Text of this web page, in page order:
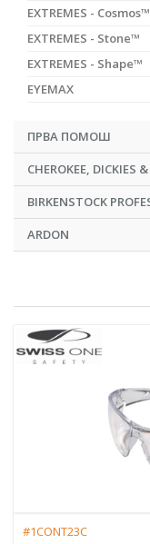
EXTREMES - Cosmos™
EXTREMES - Stone™
EXTREMES - Shape™
EYEMAX
ПРВА ПОМОШ
CHEROKEE, DICKIES
BIRKENSTOCK
ARDON
#1CONT23C